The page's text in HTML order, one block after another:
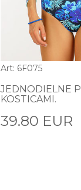
Art: 6F075
JEDNODIELNE
KOSTICAMI.
39.80 EUR